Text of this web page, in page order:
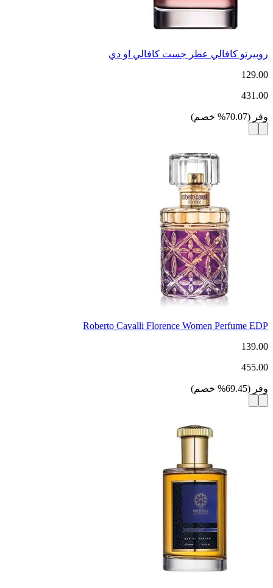
روبيرتو كافالي عطر جست كافالي او دي
129.00
431.00
وفر (
70.07
% خصم)
Roberto Cavalli Florence Women Perfume EDP
139.00
455.00
وفر (
69.45
% خصم)